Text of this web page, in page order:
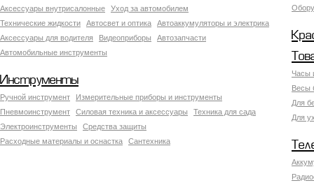
Аксесcуары внутрисалонные
Уход за автомобилем
Технические жидкости
Автосвет и оптика
Автоаккумуляторы и электрика
Аксессуары для водителя
Видеоприборы
Автозапчасти
Автомобильные инструменты
Часы
Весы
Для
Для
Инструменты
Ручной инструмент
Измерительные приборы и инструменты
Пневмоинструмент
Силовая техника и аксессуары
Техника для сада
Электроинструменты
Средства защиты
Расходные материалы и оснастка
Сантехника